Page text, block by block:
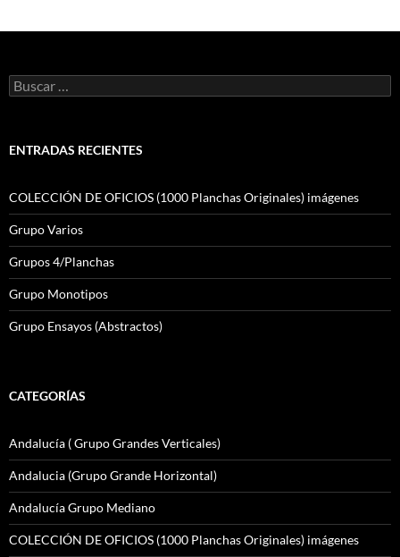
Buscar:
ENTRADAS RECIENTES
COLECCIÓN DE OFICIOS (1000 Planchas Originales) imágenes
Grupo Varios
Grupos 4/Planchas
Grupo Monotipos
Grupo Ensayos (Abstractos)
CATEGORÍAS
Andalucía ( Grupo Grandes Verticales)
Andalucia (Grupo Grande Horizontal)
Andalucía Grupo Mediano
COLECCIÓN DE OFICIOS (1000 Planchas Originales) imágenes